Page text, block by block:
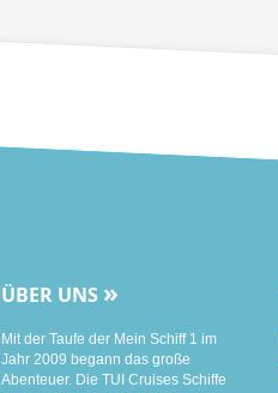
ÜBER UNS »
Mit der Taufe der Mein Schiff 1 im
Jahr 2009 begann das große
Abenteuer. Die TUI Cruises Schiffe